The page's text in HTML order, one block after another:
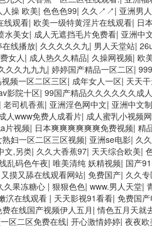
人操 欧美| 色色色99| 久久↗↗| 亚洲男
线观看| 欧美一级特黄淫片在线观看| 日
水美女| 成人无遮挡毛片免费看| 亚洲中
在线播放| 久久久久久九| 男人天堂站|
女人| 成人热久久精品| 久操网视频| 欧
久久九九九| 婷婷国产精品一区二区|
频一区二区三区| 成年女人一区| 天天
影院十区| 99国产精品久久久久久久成
| 老司机香蕉| 亚洲淫色网中文| 亚洲中文
人www免费人成看片| 成人蜜乳小视频
片视频| 日本爽爽爽爽爽爽免费视频| 精
熟妇一区二区三区视频| 亚洲se电影| 久
文,另类| 久久大香蕉97| 天天综合欧美|
乱码色午夜| 唯美清纯 妖精视频| 国产
又摸又舔在线观看网站| 免费国产| 久久
久果冻糖心 | 狠狠色色| www.男人天堂|
泬在线观看 | 天天影视91看看| 免费国
在线国产视频伊人五月 |情色五月天就
区二区免费在线| 开心激情婷婷| 夜夜欧